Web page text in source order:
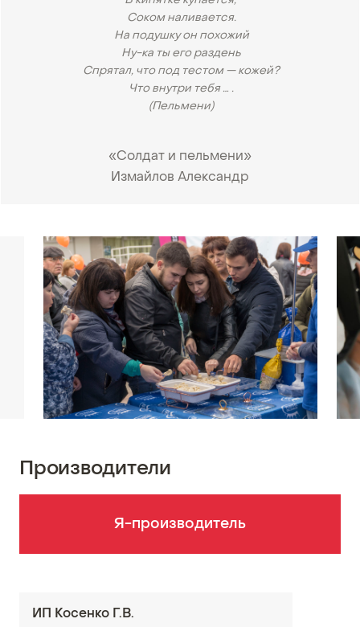
Соком наливается.
На подушку он похожий
Ну-ка ты его раздень
Спрятал, что под тестом — кожей?
Что внутри тебя … .
(Пельмени)
«Солдат и пельмени»
•
Измайлов Александр
Производители
Я-производитель
ИП Косенко Г.В.